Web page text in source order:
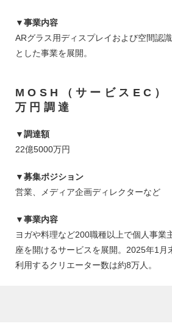
▼事業内容
ARグラス用ディスプレイおよび空間認
とした事業を展開。
MOSH（サービスEC
万円調達
▼調達額
22億5000万円
▼募集ポジション
営業、メディア企画ディレクターなど
▼事業内容
ヨガや料理など200職種以上で個人事業
座を開けるサービスを展開。2025年1月
利用するクリエーター数は約8万人。